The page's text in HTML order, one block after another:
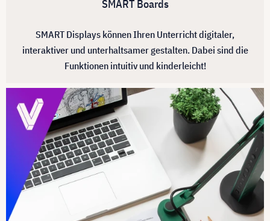
SMART Boards
SMART Displays können Ihren Unterricht digitaler,
interaktiver und unterhaltsamer gestalten. Dabei sind die
Funktionen intuitiv und kinderleicht!